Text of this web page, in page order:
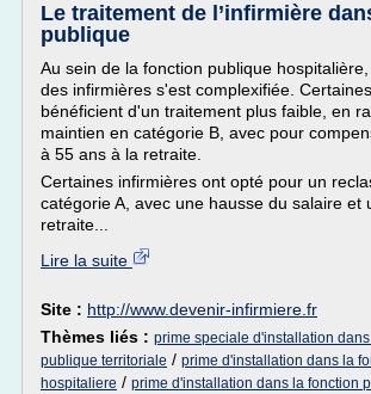
Le traitement de l’infirmière
publique
Au sein de la fonction publique
des infirmières s'est complexifiée.
bénéficient d'un traitement plus faible, en
maintien en catégorie B, avec pour
à 55 ans à la retraite.
Certaines infirmières ont opté pour un
catégorie A, avec une hausse du salaire et
retraite...
Lire la suite
Site : http://www.devenir-infirmiere.fr
Thèmes liés : prime speciale d'installation
publique territoriale / prime d'installation dans la
hospitaliere / prime d'installation dans la fonction